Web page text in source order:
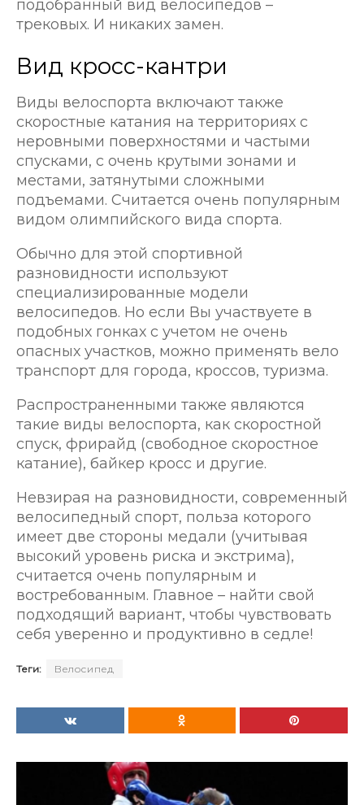
подобранный вид велосипедов –
трековых. И никаких замен.
Вид кросс-кантри
Виды велоспорта включают также
скоростные катания на территориях с
неровными поверхностями и частыми
спусками, с очень крутыми зонами и
местами, затянутыми сложными
подъемами. Считается очень популярным
видом олимпийского вида спорта.
Обычно для этой спортивной
разновидности используют
специализированные модели
велосипедов. Но если Вы участвуете в
подобных гонках с учетом не очень
опасных участков, можно применять вело
транспорт для города, кроссов, туризма.
Распространенными также являются
такие виды велоспорта, как скоростной
спуск, фрирайд (свободное скоростное
катание), байкер кросс и другие.
Невзирая на разновидности, современный
велосипедный спорт, польза которого
имеет две стороны медали (учитывая
высокий уровень риска и экстрима),
считается очень популярным и
востребованным. Главное – найти свой
подходящий вариант, чтобы чувствовать
себя уверенно и продуктивно в седле!
Теги: Велосипед